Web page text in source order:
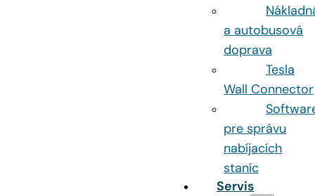
a autobusová
doprava
Tesla
Wall Connector
pre správu
nabíjacích
staníc
Servis